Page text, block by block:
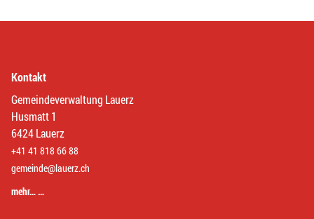
Kontakt
Gemeindeverwaltung Lauerz
Husmatt 1
6424 Lauerz
+41 41 818 66 88
gemeinde@lauerz.ch
mehr… …